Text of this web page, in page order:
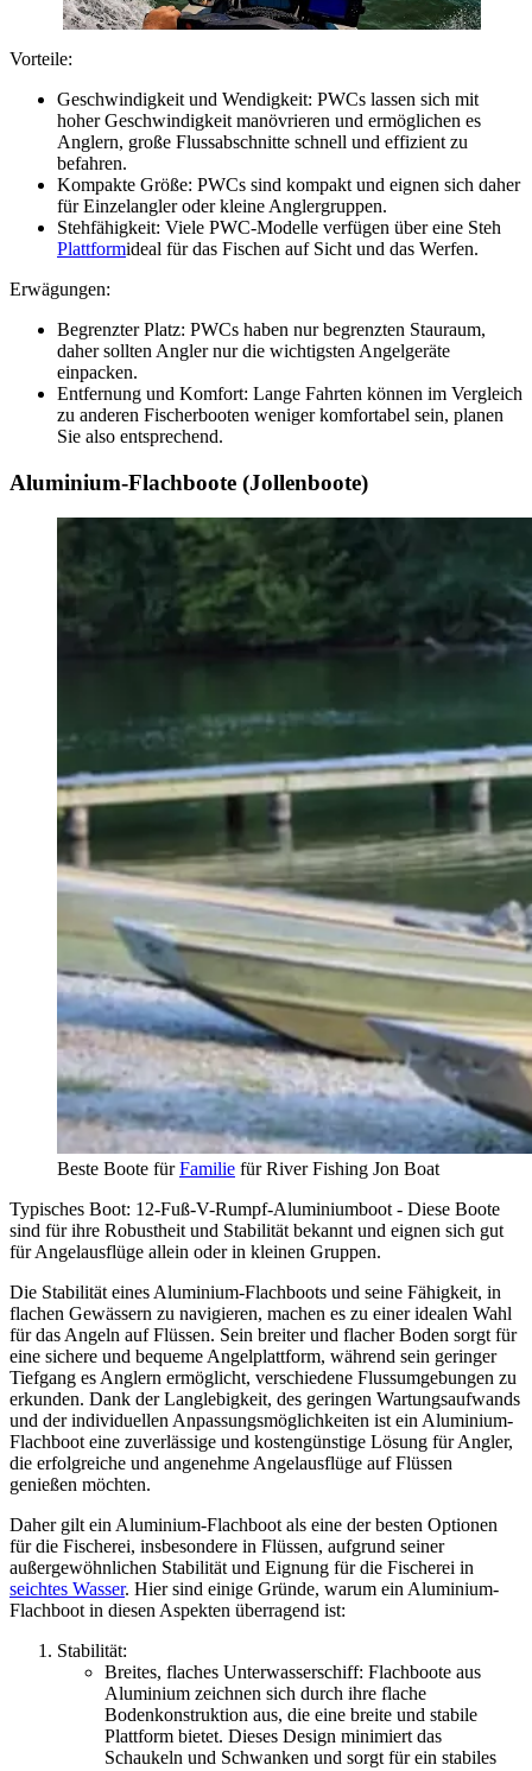
Vorteile:
Geschwindigkeit und Wendigkeit: PWCs lassen sich mit
hoher Geschwindigkeit manövrieren und ermöglichen es
Anglern, große Flussabschnitte schnell und effizient zu
befahren.
Kompakte Größe: PWCs sind kompakt und eignen sich daher
für Einzelangler oder kleine Anglergruppen.
Stehfähigkeit: Viele PWC-Modelle verfügen über eine Steh
Plattformideal für das Fischen auf Sicht und das Werfen.
Erwägungen:
Begrenzter Platz: PWCs haben nur begrenzten Stauraum,
daher sollten Angler nur die wichtigsten Angelgeräte
einpacken.
Entfernung und Komfort: Lange Fahrten können im Vergleich
zu anderen Fischerbooten weniger komfortabel sein, planen
Sie also entsprechend.
Aluminium-Flachboote (Jollenboote)
Beste Boote fürFamilie für River Fishing Jon Boat
Typisches Boot: 12-Fuß-V-Rumpf-Aluminiumboot - Diese Boote
sind für ihre Robustheit und Stabilität bekannt und eignen sich gut
für Angelausflüge allein oder in kleinen Gruppen.
Die Stabilität eines Aluminium-Flachboots und seine Fähigkeit, in
flachen Gewässern zu navigieren, machen es zu einer idealen Wahl
für das Angeln auf Flüssen. Sein breiter und flacher Boden sorgt für
eine sichere und bequeme Angelplattform, während sein geringer
Tiefgang es Anglern ermöglicht, verschiedene Flussumgebungen zu
erkunden. Dank der Langlebigkeit, des geringen Wartungsaufwands
und der individuellen Anpassungsmöglichkeiten ist ein Aluminium-
Flachboot eine zuverlässige und kostengünstige Lösung für Angler,
die erfolgreiche und angenehme Angelausflüge auf Flüssen
genießen möchten.
Daher gilt ein Aluminium-Flachboot als eine der besten Optionen
für die Fischerei, insbesondere in Flüssen, aufgrund seiner
außergewöhnlichen Stabilität und Eignung für die Fischerei in
seichtes Wasser. Hier sind einige Gründe, warum ein Aluminium-
Flachboot in diesen Aspekten überragend ist:
Stabilität:
Breites, flaches Unterwasserschiff: Flachboote aus
Aluminium zeichnen sich durch ihre flache
Bodenkonstruktion aus, die eine breite und stabile
Plattform bietet. Dieses Design minimiert das
Schaukeln und Schwanken und sorgt für ein stabiles